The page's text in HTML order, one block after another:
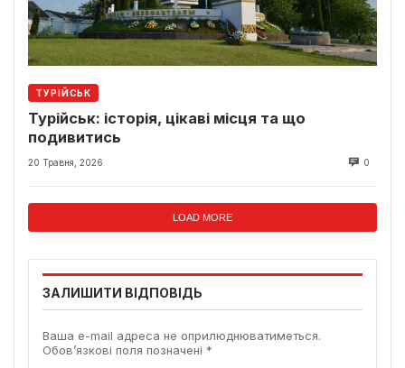
ТУРІЙСЬК
Турійськ: історія, цікаві місця та що
подивитись
20 Травня, 2026 0
LOAD MORE
ЗАЛИШИТИ ВІДПОВІДЬ
Ваша e-mail адреса не оприлюднюватиметься.
Обов’язкові поля позначені *